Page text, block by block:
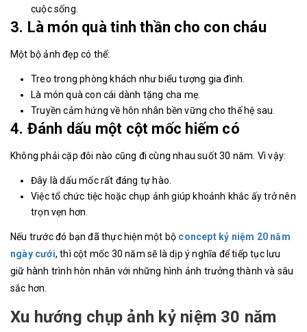
cuộc sống.
3. Là món quà tinh thần cho con cháu
Một bộ ảnh đẹp có thể:
Treo trong phòng khách như biểu tượng gia đình.
Là món quà con cái dành tặng cha mẹ.
Truyền cảm hứng về hôn nhân bền vững cho thế hệ sau.
4. Đánh dấu một cột mốc hiếm có
Không phải cặp đôi nào cũng đi cùng nhau suốt 30 năm. Vì vậy:
Đây là dấu mốc rất đáng tự hào.
Việc tổ chức tiệc hoặc chụp ảnh giúp khoảnh khắc ấy trở nên
trọn vẹn hơn.
Nếu trước đó bạn đã thực hiện một bộ concept kỷ niệm 20 năm
ngày cưới, thì cột mốc 30 năm sẽ là dịp ý nghĩa để tiếp tục lưu
giữ hành trình hôn nhân với những hình ảnh trưởng thành và sâu
sắc hơn.
Xu hướng chụp ảnh kỷ niệm 30 năm